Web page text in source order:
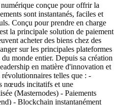
conçue pour offrir la
sont instantanés, faciles et
Conçu pour prendre en charge
la principale solution de paiement
acheter des biens chez des
sur les principales plateformes
monde entier. Depuis sa création
en matière d'innovation et
telles que : -
nœuds incitatifs et une
(Masternodes) - Paiements
- Blockchain instantanément